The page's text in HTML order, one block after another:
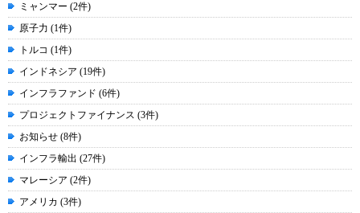
ミャンマー (2件)
原子力 (1件)
トルコ (1件)
インドネシア (19件)
インフラファンド (6件)
プロジェクトファイナンス (3件)
お知らせ (8件)
インフラ輸出 (27件)
マレーシア (2件)
アメリカ (3件)